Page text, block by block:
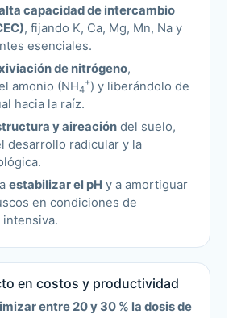
capacidad de intercambio
, fijando K, Ca, Mg, Mn, Na y
esenciales.
de nitrógeno,
amonio (NH4
+) y liberándolo de
hacia la raíz.
y aireación del suelo,
desarrollo radicular y la
estabilizar el pH y a amortiguar
en condiciones de
en costos y productividad
entre 20 y 30 % la dosis de